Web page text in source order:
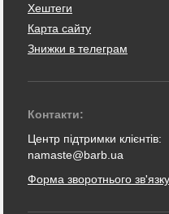
Хештеги
Карта сайту
Знижки в телеграм
Контакти:
Центр підтримки клієнтів:
namaste@barb.ua
Форма зворотнього зв'язку